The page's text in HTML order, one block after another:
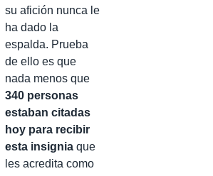
su afición nunca le
ha dado la
espalda. Prueba
de ello es que
nada menos que
340 personas
estaban citadas
hoy para recibir
esta insignia que
les acredita como